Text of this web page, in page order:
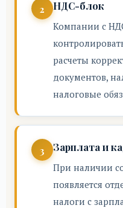
НДС-блок
Компании с
расчеты
документов,
налоговые
Зарплата и
При наличии
появляется
налоги с